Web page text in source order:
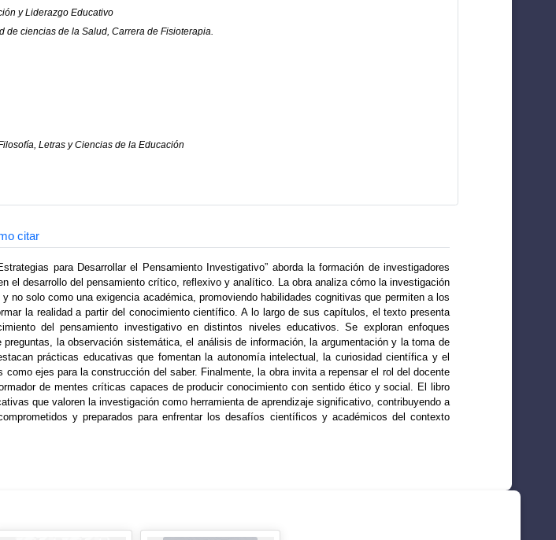
y Liderazgo Educativo
ciencias de la Salud, Carrera de Fisioterapia.
Letras y Ciencias de la Educación
citar
para Desarrollar el Pensamiento Investigativo” aborda la formación de investigadores
el desarrollo del pensamiento crítico, reflexivo y analítico. La obra analiza cómo la investigación
no solo como una exigencia académica, promoviendo habilidades cognitivas que permiten a los
la realidad a partir del conocimiento científico. A lo largo de sus capítulos, el texto presenta
del pensamiento investigativo en distintos niveles educativos. Se exploran enfoques
la observación sistemática, el análisis de información, la argumentación y la toma de
prácticas educativas que fomentan la autonomía intelectual, la curiosidad científica y el
como ejes para la construcción del saber. Finalmente, la obra invita a repensar el rol del docente
de mentes críticas capaces de producir conocimiento con sentido ético y social. El libro
que valoren la investigación como herramienta de aprendizaje significativo, contribuyendo a
y preparados para enfrentar los desafíos científicos y académicos del contexto